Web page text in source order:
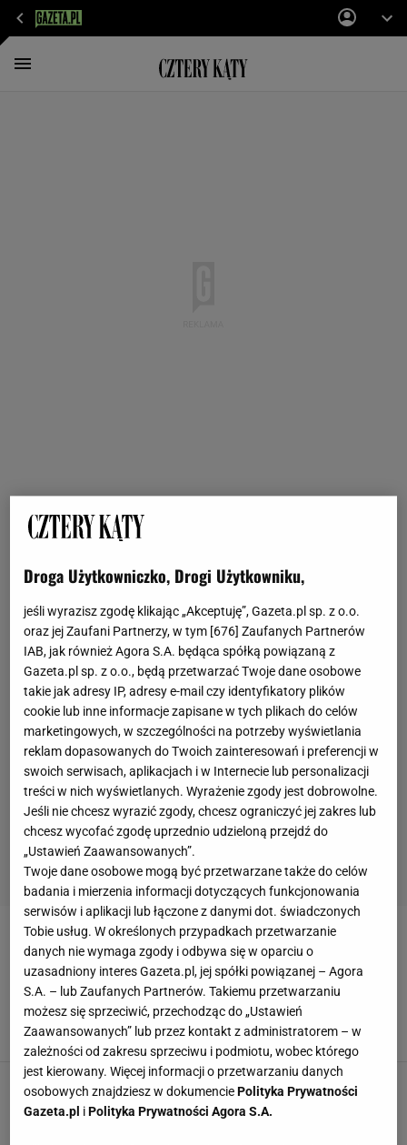
JAK PRZECHOWYWAĆ ŻYWNOŚĆ
Przez ten błąd produkty w lodówce szybciej się
psują. Sprawdź, czy go nie popełniasz
JAK PRZECHOWYWAĆ ŻYWNOŚĆ JEDZENIE
MARNOWANIE JEDZENIA
Droga Użytkowniczko, Drogi Użytkowniku,
jeśli wyrazisz zgodę klikając „Akceptuję”, Gazeta.pl sp. z o.o.
oraz jej Zaufani Partnerzy, w tym [676] Zaufanych Partnerów
IAB, jak również Agora S.A. będąca spółką powiązaną z
Gazeta.pl sp. z o.o., będą przetwarzać Twoje dane osobowe
takie jak adresy IP, adresy e-mail czy identyfikatory plików
cookie lub inne informacje zapisane w tych plikach do celów
marketingowych, w szczególności na potrzeby wyświetlania
reklam dopasowanych do Twoich zainteresowań i preferencji w
swoich serwisach, aplikacjach i w Internecie lub personalizacji
treści w nich wyświetlanych. Wyrażenie zgody jest dobrowolne.
Jeśli nie chcesz wyrazić zgody, chcesz ograniczyć jej zakres lub
chcesz wycofać zgodę uprzednio udzieloną przejdź do
„Ustawień Zaawansowanych”.
Twoje dane osobowe mogą być przetwarzane także do celów
badania i mierzenia informacji dotyczących funkcjonowania
serwisów i aplikacji lub łączone z danymi dot. świadczonych
Tobie usług. W określonych przypadkach przetwarzanie
danych nie wymaga zgody i odbywa się w oparciu o
uzasadniony interes Gazeta.pl, jej spółki powiązanej – Agora
S.A. – lub Zaufanych Partnerów. Takiemu przetwarzaniu
możesz się sprzeciwić, przechodząc do „Ustawień
Zaawansowanych” lub przez kontakt z administratorem – w
zależności od zakresu sprzeciwu i podmiotu, wobec którego
jest kierowany. Więcej informacji o przetwarzaniu danych
osobowych znajdziesz w dokumenciePolityka Prywatności
Gazeta.pl iPolityka Prywatności Agora S.A.